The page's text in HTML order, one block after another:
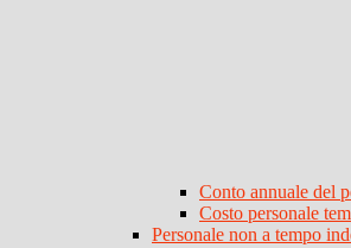
Conto annuale del
Costo personale
Personale non a tempo